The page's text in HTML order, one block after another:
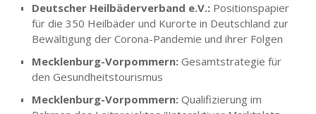
Deutscher Heilbäderverband e.V.: Positionspapier
für die 350 Heilbäder und Kurorte in Deutschland zur
Bewältigung der Corona-Pandemie und ihrer Folgen
Mecklenburg-Vorpommern: Gesamtstrategie für
den Gesundheitstourismus
Mecklenburg-Vorpommern: Qualifizierung im